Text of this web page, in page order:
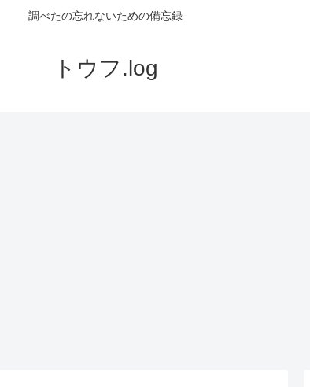
調べたの忘れないための備忘録
トウフ.log